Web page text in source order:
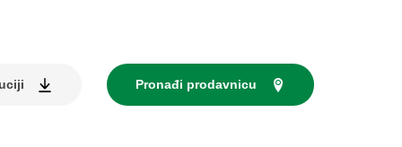
Pronađi prodavnicu